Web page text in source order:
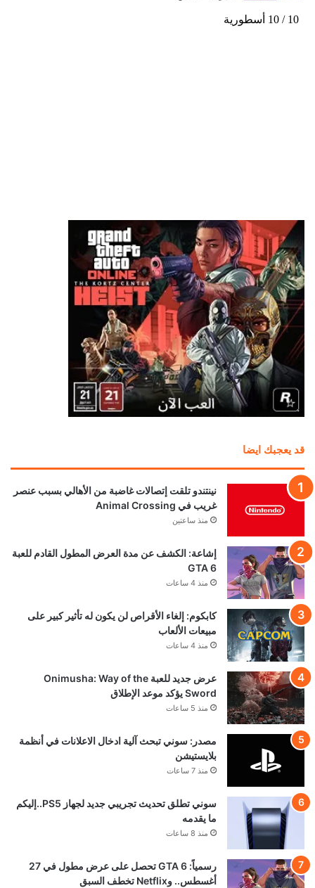
قد يعجبك ايضا
نينتندو تلقت إتصالات غاضبة من الأهالي بسبب عنصر
غريب في Animal Crossing
منذ ساعتين
إشاعة: الكشف عن مدة العرض المطول القادم للعبة
GTA 6
منذ 4 ساعات
كابكوم: إلغاء الأقراص لن يكون له تأثير كبير على
مبيعات الألعاب
منذ 4 ساعات
عرض جديد للعبة Onimusha: Way of the
Sword يؤكد موعد الإطلاق
منذ 5 ساعات
مصدر: سوني تبحث آلية ادخال الاعلانات في أنظمة
بلايستيشن
منذ 7 ساعات
سوني تطلق تحديث تجريبي جديد لجهاز PS5..إليكم
ما يقدمه
منذ 8 ساعات
رسمياً: GTA 6 تحصل على عرض مطول في 27
أغسطس.. وNetflix تخطف السبق